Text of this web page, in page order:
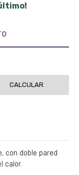
CALCULAR
con doble pared
calor.